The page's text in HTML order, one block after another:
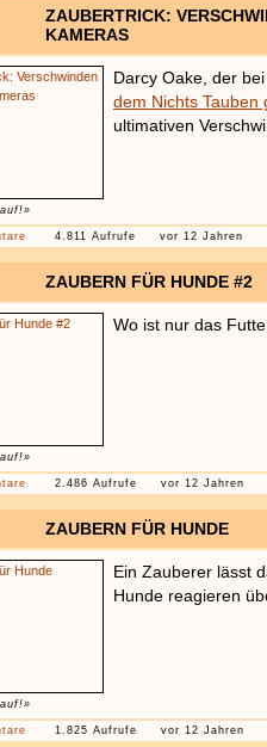
ZAUBERTRICK:
KAMERAS
Darcy Oake, der
dem Nichts Tauben
ultimativen
4.811 Aufrufe vor 12 Jahren
ZAUBERN FÜR HUNDE #2
Wo ist nur das
2.486 Aufrufe vor 12 Jahren
ZAUBERN FÜR HUNDE
Ein Zauberer lässt
Hunde reagieren
1.825 Aufrufe vor 12 Jahren